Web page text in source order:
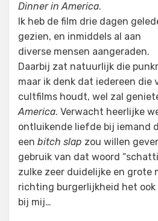
Dinner in America.
Ik heb de film drie dagen
gezien, en inmiddels al aan
diverse mensen aangeraden.
Daarbij zat natuurlijk die
maar ik denk dat iedereen
cultfilms houdt, wel zal
America. Verwacht heerlijke
ontluikende liefde bij iemand
een bitch slap zou willen
gebruik van dat woord
zulke zeer duidelijke en grote
richting burgerlijkheid het
bij mij…